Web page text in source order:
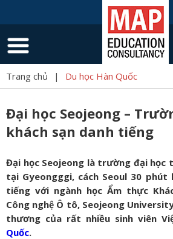
Trang chủ | Du học Hàn Quốc
Đại học Seojeong –
khách sạn danh tiếng
Đại học Seojeong là trường đại học
tại Gyeongggi, cách Seoul 30 phút
tiếng với ngành học Ẩm thực
Công nghệ Ô tô, Seojeong
thương của rất nhiều sinh viên
Quốc.